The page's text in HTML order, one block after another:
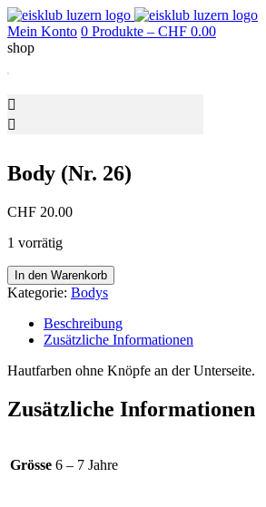
Mein Konto 0 Produkte – CHF 0.00
shop
Body (Nr. 26)
CHF 20.00
1 vorrätig
Body
(Nr.
Menge
In den Warenkorb
Kategorie: Bodys
Beschreibung
Zusätzliche Informationen
Hautfarben ohne Knöpfe an der Unterseite.
Zusätzliche Informationen
Grösse 6 – 7 Jahre